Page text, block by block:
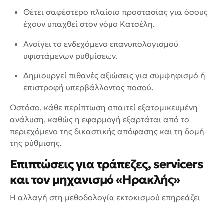
Θέτει σαφέστερο πλαίσιο προστασίας για όσους
έχουν υπαχθεί στον νόμο Κατσέλη.
Ανοίγει το ενδεχόμενο επανυπολογισμού
υφιστάμενων ρυθμίσεων.
Δημιουργεί πιθανές αξιώσεις για συμψηφισμό ή
επιστροφή υπερβάλλοντος ποσού.
Ωστόσο, κάθε περίπτωση απαιτεί εξατομικευμένη
ανάλυση, καθώς η εφαρμογή εξαρτάται από το
περιεχόμενο της δικαστικής απόφασης και τη δομή
της ρύθμισης.
Επιπτώσεις για τράπεζες, servicers
και τον μηχανισμό «Ηρακλής»
Η αλλαγή στη μεθοδολογία εκτοκισμού επηρεάζει